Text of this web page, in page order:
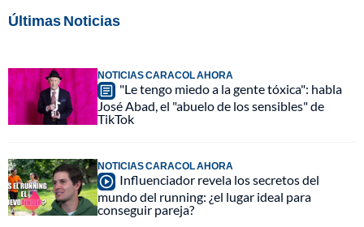
Últimas Noticias
NOTICIAS CARACOL AHORA
"Le tengo miedo a la gente tóxica": habla
José Abad, el "abuelo de los sensibles" de
TikTok
NOTICIAS CARACOL AHORA
Influenciador revela los secretos del
mundo del running: ¿el lugar ideal para
conseguir pareja?